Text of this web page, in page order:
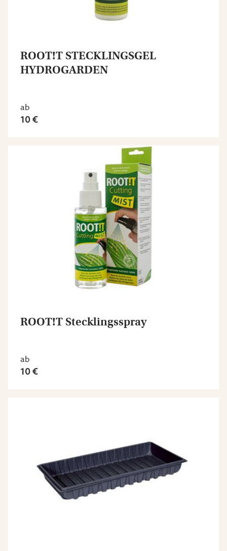
ROOT!T STECKLINGSGEL
HYDROGARDEN
ab
10 €
ROOT!T Stecklingsspray
ab
10 €